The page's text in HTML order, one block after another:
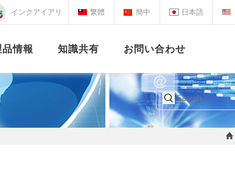
日本語
簡中
繁體
インクアイアリ
品情報 知識共有 お問い合わせ